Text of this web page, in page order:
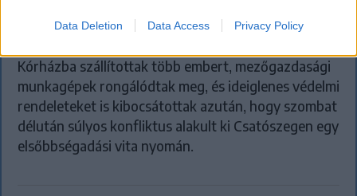
Data Deletion Data Access Privacy Policy
Tömegverekedés lett a szűk
mezőgazdasági úti vitából Csatószegen
Kórházba szállítottak több embert, mezőgazdasági
munkagépek rongálódtak meg, és ideiglenes védelmi
rendeleteket is kibocsátottak azután, hogy szombat
délután súlyos konfliktus alakult ki Csatószegen egy
elsőbbségadási vita nyomán.